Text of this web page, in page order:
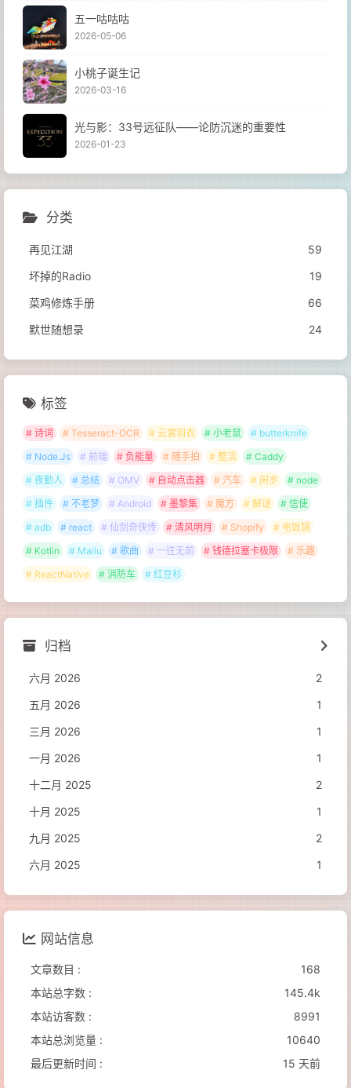
五一咕咕咕
2026-05-06
小桃子诞生记
2026-03-16
光与影：33号远征队——论防沉迷的重要性
2026-01-23
分类
再见江湖
59
坏掉的Radio
19
菜鸡修炼手册
66
默世随想录
24
标签
# 诗词 # Tesseract-OCR # 云裳羽衣 # 小老鼠
# butterknife
# Node.Js
# 前端 # 负能量 # 随手拍 # 整活
# Caddy
# 夜勤人
# 总结 # OMV # 自动点击器 # 汽车 # 闲岁
# node
# 插件
# 不老梦 # Android # 墨黎集 # 魔方 # 解谜
# 信使
# adb
# react # 仙剑奇侠传 # 清风明月 # Shopify
# 电饭锅
# Kotlin
# Mailu # 歌曲 # 一往无前 # 钱德拉塞卡极限
# 乐趣
# ReactNative
# 消防车 # 红豆杉
归档
六月 2026
2
五月 2026
1
三月 2026
1
一月 2026
1
十二月 2025
2
十月 2025
1
九月 2025
2
六月 2025
1
网站信息
文章数目 :
168
本站总字数 :
145.4k
本站访客数 :
8991
本站总浏览量 :
10640
最后更新时间 :
15 天前